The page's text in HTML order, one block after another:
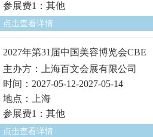
参展费1：其他
点击查看详情
2027年第31届中国美容博览会CBE
主办方：上海百文会展有限公司
时间：2027-05-12-2027-05-14
地点：上海
参展费1：其他
点击查看详情